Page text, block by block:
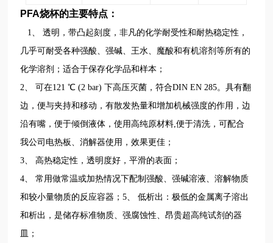
PFA烧杯的主要特点：
1、透明，带凸起刻度，非凡的化学耐受性和耐热稳定性，
几乎可耐受各种强酸、强碱、王水、魔酸和有机溶剂等所有的
化学溶剂；适合于保存化学品和样本；
2、可在121 ℃ (2 bar) 下高压灭菌，符合DIN EN 285。具有翻
边，便与夹持和移动，有散发热量和增加机械强度的作用，边
沿有嘴，便于倾倒液体，使用高纯原材料,便于清洗，可配合
我公司电热板、消解器使用，效果更佳；
3、高热稳定性，透明度好，平滑的表面；
4、常用做常温或加热情况下配制强酸、强碱溶液、溶解物质
和较小量物质的反应容器；5、低析出：极低的金属离子溶出
和析出，是储存标准物质、强腐蚀性、昂贵超高纯试剂的器
皿；